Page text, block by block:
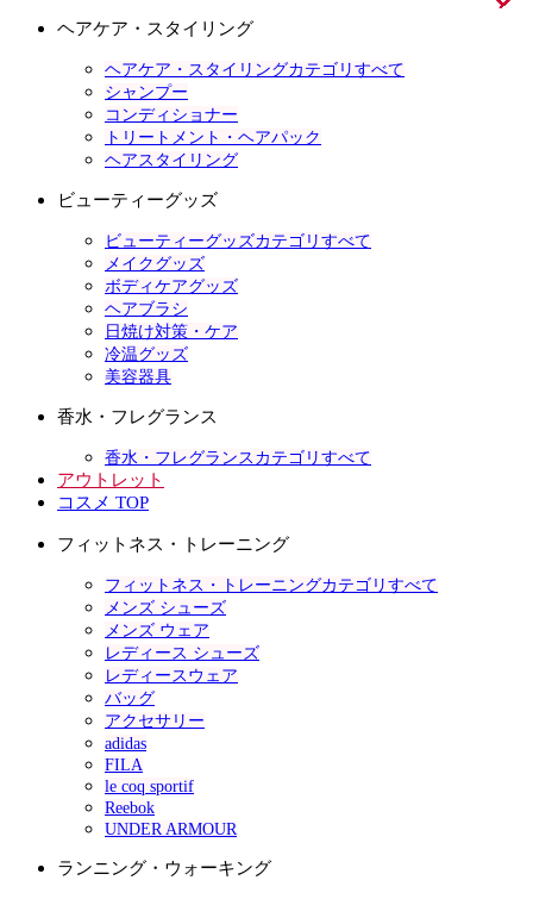
ヘアケア・スタイリング
ヘアケア・スタイリングカテゴリすべて
シャンプー
コンディショナー
トリートメント・ヘアパック
ヘアスタイリング
ビューティーグッズ
ビューティーグッズカテゴリすべて
メイクグッズ
ボディケアグッズ
ヘアブラシ
日焼け対策・ケア
冷温グッズ
美容器具
香水・フレグランス
香水・フレグランスカテゴリすべて
アウトレット
コスメ TOP
フィットネス・トレーニング
フィットネス・トレーニングカテゴリすべて
メンズ シューズ
メンズ ウェア
レディース シューズ
レディースウェア
バッグ
アクセサリー
adidas
FILA
le coq sportif
Reebok
UNDER ARMOUR
ランニング・ウォーキング